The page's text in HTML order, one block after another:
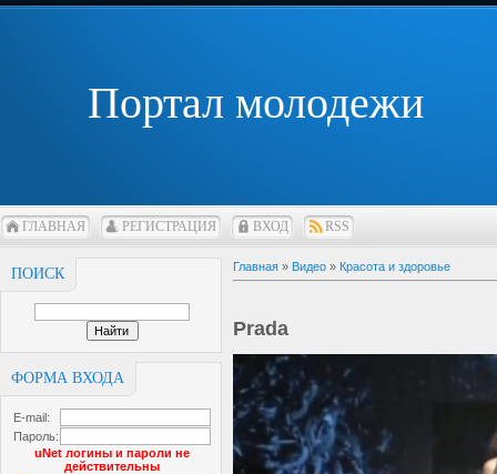
Портал молодежи
ГЛАВНАЯ РЕГИСТРАЦИЯ ВХОД RSS
ПОИСК
ФОРМА ВХОДА
E-mail:
Пароль:
uNet логины и пароли не
действительны
Главная » Видео » Красота и здоровье
Prada